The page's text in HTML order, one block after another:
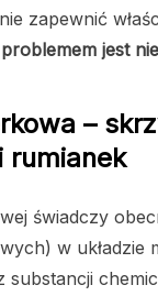
zapewnić
jest
–
rumianek
świadczy
w układzie
substancji